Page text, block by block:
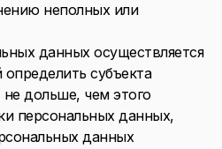
неполных или
данных осуществляется
субъекта
дольше, чем этого
персональных данных,
данных